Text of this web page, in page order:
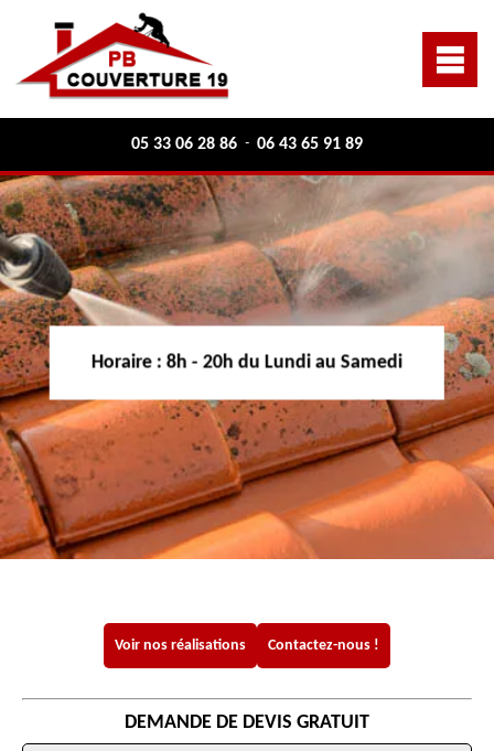
05 33 06 28 86 - 06 43 65 91 89
Horaire : 8h - 20h du Lundi au Samedi
Voir nos réalisations Contactez-nous !
DEMANDE DE DEVIS GRATUIT